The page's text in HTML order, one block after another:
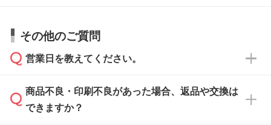
い合わせください。
なお、印刷用データの作り方に関する詳細は、
から添付してお送りください。
・解像度の低いデータをトレース/調整してほ
しい
解像度の低い画像や、手書きのイラスト、写真
などを、印刷に適したベクターデータに変換し
相談いただきますと、担当スタッフがお客様の
ご希望や商品の本体色を確認し、印刷色をご提
本体色がブラック、ネイビーなど濃色の場合は
白色か淡い色の印刷色をおすすめしておりま
す。
その他のご質問
営業日を教えてください。
営業日は平日の10:00～18:00で、土日祝日はお
休みとなります。注文・見積・お問い合わせ
商品不良・印刷不良があった場合、返品や交換は
できますか？